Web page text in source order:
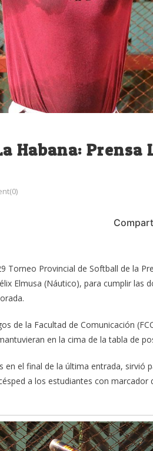
Habana:
Torneo Provincial de Softball de la
Elmusa (Náutico), para cumplir las
de la Facultad de Comunicación
en la cima de la tabla de
el final de la última entrada, sirvió
a los estudiantes con marcador